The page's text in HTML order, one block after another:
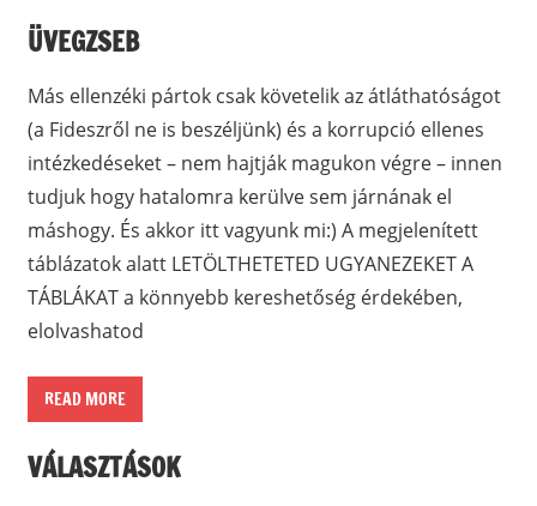
ÜVEGZSEB
Más ellenzéki pártok csak követelik az átláthatóságot
(a Fideszről ne is beszéljünk) és a korrupció ellenes
intézkedéseket – nem hajtják magukon végre – innen
tudjuk hogy hatalomra kerülve sem járnának el
máshogy. És akkor itt vagyunk mi:) A megjelenített
táblázatok alatt LETÖLTHETETED UGYANEZEKET A
TÁBLÁKAT a könnyebb kereshetőség érdekében,
elolvashatod
READ MORE
VÁLASZTÁSOK